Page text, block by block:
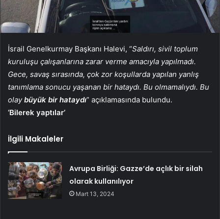
İsrail Genelkurmay Başkanı Halevi, “Saldırı, sivil toplum
kuruluşu çalışanlarına zarar verme amacıyla yapılmadı.
Gece, savaş sırasında, çok zor koşullarda yapılan yanlış
tanımlama sonucu yaşanan bir hataydı. Bu olmamalıydı. Bu
olaybüyük bir hataydı” açıklamasında bulundu.
‘Bilerek yaptılar’
İlgili Makaleler
Avrupa Birliği: Gazze’de açlık bir silah
olarak kullanılıyor
Mart 13, 2024